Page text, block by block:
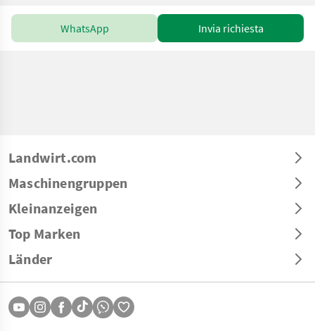
WhatsApp Invia richiesta
Landwirt.com
Maschinengruppen
Kleinanzeigen
Top Marken
Länder